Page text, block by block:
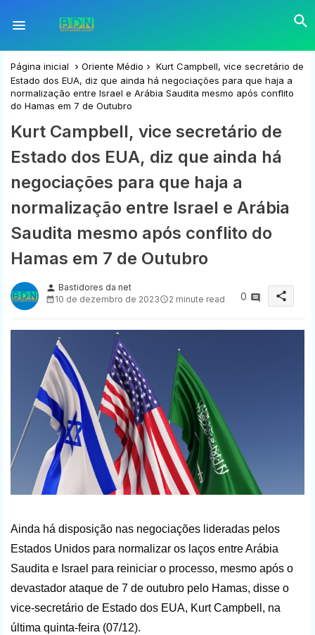
Página inicial Oriente Médio
Kurt Campbell, vice secretário de
Estado dos EUA, diz que ainda há negociações para que haja a
normalização entre Israel e Arábia Saudita mesmo após conflito
do Hamas em 7 de Outubro
Kurt Campbell, vice secretário de
Estado dos EUA, diz que ainda há
negociações para que haja a
normalização entre Israel e Arábia
Saudita mesmo após conflito do
Hamas em 7 de Outubro
person Bastidores da net
10 de dezembro de 2023
2 minute read 0 share
Ainda há disposição nas negociações lideradas pelos
Estados Unidos para normalizar os laços entre Arábia
Saudita e Israel para reiniciar o processo, mesmo após o
devastador ataque de 7 de outubro pelo Hamas, disse o
vice-secretário de Estado dos EUA, Kurt Campbell, na
última quinta-feira (07/12).